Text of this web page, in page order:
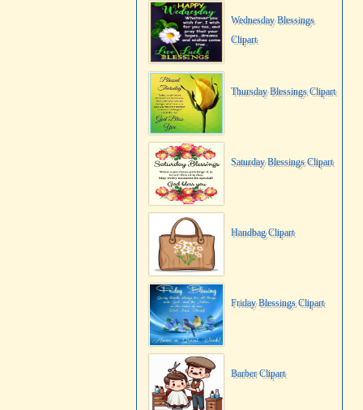
Wednesday Blessings
Clipart
Thursday Blessings Clipart
Saturday Blessings Clipart
Handbag Clipart
Friday Blessings Clipart
Barber Clipart